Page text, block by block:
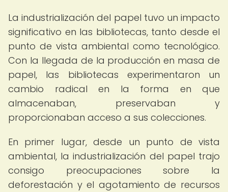
La industrialización del papel tuvo un impacto
significativo en las bibliotecas, tanto desde el
punto de vista ambiental como tecnológico.
Con la llegada de la producción en masa de
papel, las bibliotecas experimentaron un
cambio radical en la forma en que
almacenaban, preservaban y
proporcionaban acceso a sus colecciones.
En primer lugar, desde un punto de vista
ambiental, la industrialización del papel trajo
consigo preocupaciones sobre la
deforestación y el agotamiento de recursos